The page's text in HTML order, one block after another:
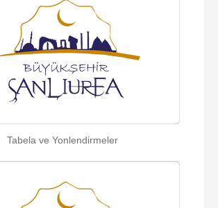
Tabela ve Yonlendirmeler